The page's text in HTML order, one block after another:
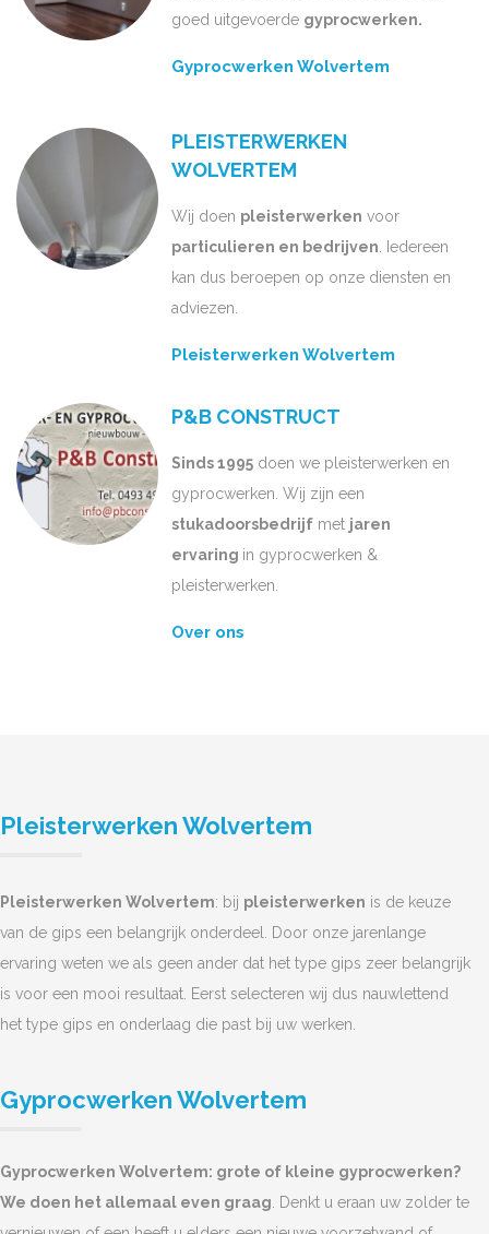
goed uitgevoerde gyprocwerken.
Gyprocwerken Wolvertem
PLEISTERWERKEN
WOLVERTEM
Wij doen pleisterwerken voor
particulieren en bedrijven. Iedereen
kan dus beroepen op onze diensten en
adviezen.
Pleisterwerken Wolvertem
P&B CONSTRUCT
Sinds 1995 doen we pleisterwerken en
gyprocwerken. Wij zijn een
stukadoorsbedrijf met jaren
ervaring in gyprocwerken &
pleisterwerken.
Over ons
Pleisterwerken Wolvertem
Pleisterwerken Wolvertem: bij pleisterwerken is de keuze
van de gips een belangrijk onderdeel. Door onze jarenlange
ervaring weten we als geen ander dat het type gips zeer belangrijk
is voor een mooi resultaat. Eerst selecteren wij dus nauwlettend
het type gips en onderlaag die past bij uw werken.
Gyprocwerken Wolvertem
Gyprocwerken Wolvertem: grote of kleine gyprocwerken?
We doen het allemaal even graag. Denkt u eraan uw zolder te